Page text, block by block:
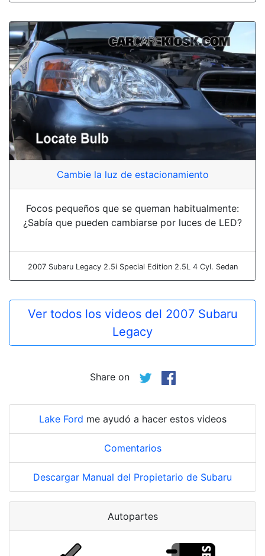
Cambie la luz de estacionamiento
Focos pequeños que se queman habitualmente:
¿Sabía que pueden cambiarse por luces de LED?
2007 Subaru Legacy 2.5i Special Edition 2.5L 4 Cyl. Sedan
Ver todos los videos del 2007 Subaru
Legacy
Share on
Lake Ford me ayudó a hacer estos videos
Comentarios
Descargar Manual del Propietario de Subaru
Autopartes